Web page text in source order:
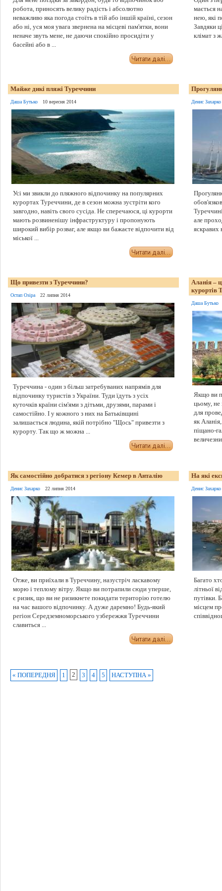
робота, приносять велику радість і абсолютно
неважливо яка погода стоїть в тій або іншій країні, сезон
або ні, уся моя увага звернена на місцеві пам'ятки, вони
неначе звуть мене, не даючи спокійно просидіти у
басейні або в ...
мається
нею, які
Завдяки
клімат з
Майже дикі пляжі Туреччини
Даша Бутько 10 вересня 2014
Усі ми звикли до пляжного відпочинку на популярних
курортах Туреччини, де в сезон можна зустріти кого
завгодно, навіть свого сусіда. Не сперечаюся, ці курорти
мають розвиненішу інфраструктуру і пропонують
широкий вибір розваг, але якщо ви бажаєте відпочити від
міської ...
Денис Захарко
але
яскравих
Що привезти з Туреччини?
Остап Озіра 22 липня 2014
Туреччина - один з більш затребуваних напрямів для
відпочинку туристів з України. Туди їдуть з усіх
куточків країни сім'ями з дітьми, друзями, парами і
самостійно. І у кожного з них на Батьківщині
залишається людина, якій потрібно "Щось" привезти з
курорту. Так що ж можна ...
Аланія –
курортів
Даша Бутько
Якщо ви
цьому, не
для
як
піщано-
Як самостійно добратися з регіону Кемер в Анталію
Денис Захарко 22 липня 2014
Отже, ви приїхали в Туреччину, назустріч ласкавому
морю і теплому вітру. Якщо ви потрапили сюди уперше,
є ризик, що ви не ризикнете покидати територію готелю
на час вашого відпочинку. А дуже даремно! Будь-який
регіон Середземноморського узбережжя Туреччини
славиться ...
На які
Денис Захарко
Багато
літньої
путівки.
місцем
« ПОПЕРЕДНЯ 1 2 3 4 5 НАСТУПНА »